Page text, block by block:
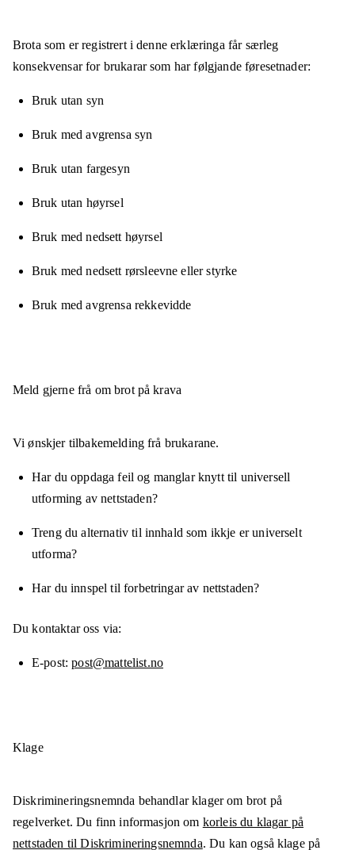
Brota som er registrert i denne erklæringa får særleg
konsekvensar for brukarar som har følgjande føresetnader:
Bruk utan syn
Bruk med avgrensa syn
Bruk utan fargesyn
Bruk utan høyrsel
Bruk med nedsett høyrsel
Bruk med nedsett rørsleevne eller styrke
Bruk med avgrensa rekkevidde
Meld gjerne frå om brot på krava
Vi ønskjer tilbakemelding frå brukarane.
Har du oppdaga feil og manglar knytt til universell
utforming av nettstaden?
Treng du alternativ til innhald som ikkje er universelt
utforma?
Har du innspel til forbetringar av nettstaden?
Du kontaktar oss via:
E-post post@mattelist.no
Klage
Diskrimineringsnemnda behandlar klager om brot på
regelverket. Du finn informasjon om korleis du klagar på
nettstaden til Diskrimineringsnemnda. Du kan også klage på